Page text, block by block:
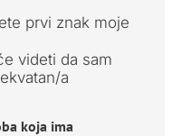
prvi znak moje
videti da sam
a
koja ima